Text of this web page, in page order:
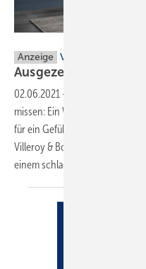
Anzeige Villeroy & Boch:
Ausgezeichnetes
02.06.2021 -
missen: Ein WC mit Dusch-
für ein Gefühl der Frische und
Villeroy & Boch punktet
einem schlanken Design, bei